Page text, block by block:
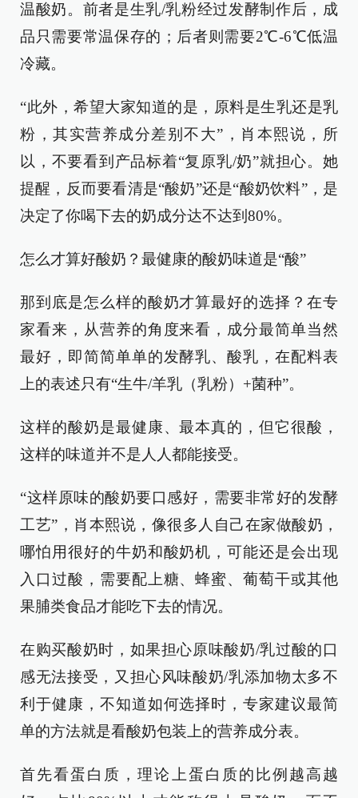
温酸奶。前者是生乳/乳粉经过发酵制作后，成
品只需要常温保存的；后者则需要2℃-6℃低温
冷藏。
“此外，希望大家知道的是，原料是生乳还是乳
粉，其实营养成分差别不大”，肖本熙说，所
以，不要看到产品标着“复原乳/奶”就担心。她
提醒，反而要看清是“酸奶”还是“酸奶饮料”，是
决定了你喝下去的奶成分达不达到80%。
怎么才算好酸奶？最健康的酸奶味道是“酸”
那到底是怎么样的酸奶才算最好的选择？在专
家看来，从营养的角度来看，成分最简单当然
最好，即简简单单的发酵乳、酸乳，在配料表
上的表述只有“生牛/羊乳（乳粉）+菌种”。
这样的酸奶是最健康、最本真的，但它很酸，
这样的味道并不是人人都能接受。
“这样原味的酸奶要口感好，需要非常好的发酵
工艺”，肖本熙说，像很多人自己在家做酸奶，
哪怕用很好的牛奶和酸奶机，可能还是会出现
入口过酸，需要配上糖、蜂蜜、葡萄干或其他
果脯类食品才能吃下去的情况。
在购买酸奶时，如果担心原味酸奶/乳过酸的口
感无法接受，又担心风味酸奶/乳添加物太多不
利于健康，不知道如何选择时，专家建议最简
单的方法就是看酸奶包装上的营养成分表。
首先看蛋白质，理论上蛋白质的比例越高越